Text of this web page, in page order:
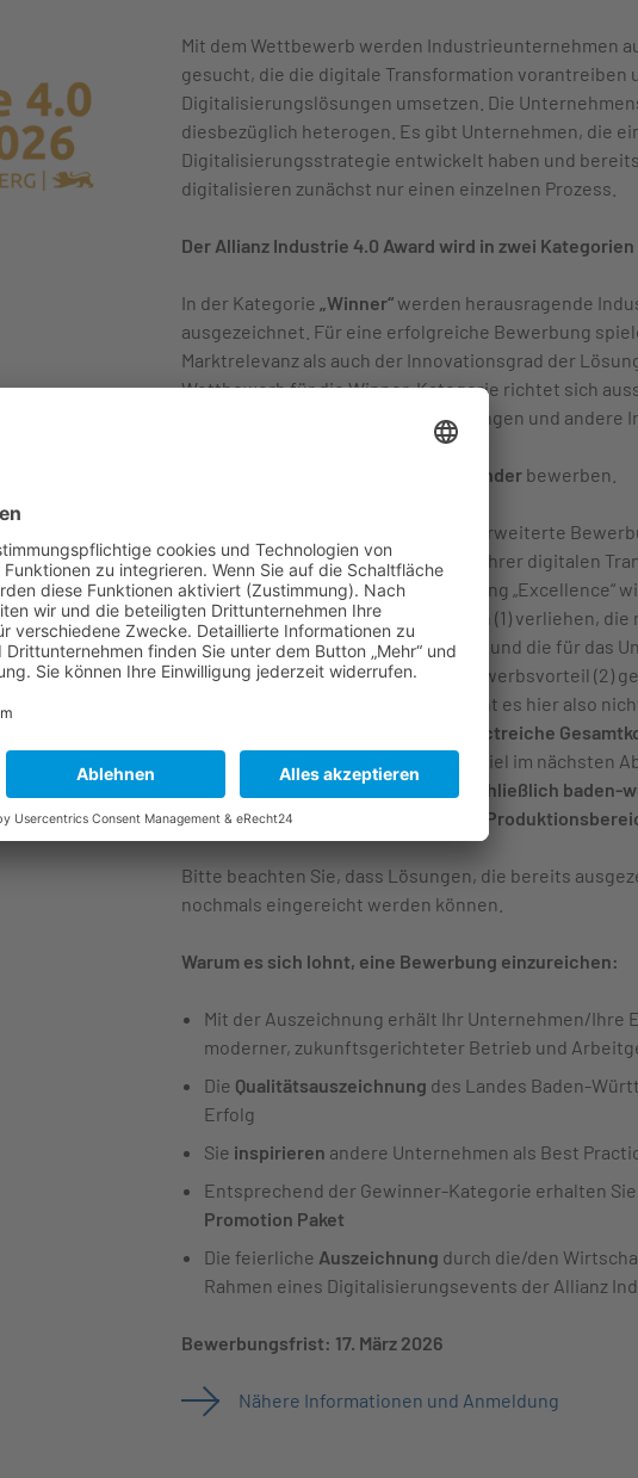
Mit dem Wettbewerb werden Industrieunternehmen
gesucht, die die digitale Transformation vorantreiben
Digitalisierungslösungen umsetzen. Die
diesbezüglich heterogen. Es gibt Unternehmen, die
Digitalisierungsstrategie entwickelt haben und
digitalisieren zunächst nur einen einzelnen Prozess.
Der Allianz Industrie 4.0 Award wird in zwei
In der Kategorie „Winner“ werden herausragende
ausgezeichnet. Für eine erfolgreiche Bewerbung
Marktrelevanz als auch der Innovationsgrad der
Wettbewerb für die Winner-Kategorie richtet sich
Unternehmen, Forschungseinrichtungen und andere
Ausrüster und Anwender bewerben.
ist eine erweiterte
produzierendeUnternehmen, die in ihrer digitalen
fortgeschritten sind. Die Auszeichnung „Excellence“
Ansätze der digitalen Transformation (1) verliehen, die
Unternehmensbereiche übergreifen und die für das
wesentlichen strategischen Wettbewerbsvorteil (2)
Gegensatz zur Winner-Kategorie geht es hier also
durchgängige und impactreiche
Digitalisierung
. Siehe auch das Beispiel im nächsten
Excellence-Kategorie werden
ausschließlich baden-
Industrieunternehmen
eigenem
Bitte beachten Sie, dass Lösungen, die bereits
nochmals eingereicht werden können.
Warum es sich lohnt, eine Bewerbung einzureichen:
Mit der Auszeichnung erhält Ihr Unternehmen/Ihre
moderner, zukunftsgerichteter Betrieb und
Die Qualitätsauszeichnung des Landes Baden-
Erfolg
Sie inspirieren andere Unternehmen als Best
Entsprechend der Gewinner-Kategorie erhalten
Promotion Paket
Die feierliche Auszeichnung durch die/den
Rahmen eines Digitalisierungsevents der Allianz
Bewerbungsfrist: 17. März 2026
Nähere Informationen und Anmeldung